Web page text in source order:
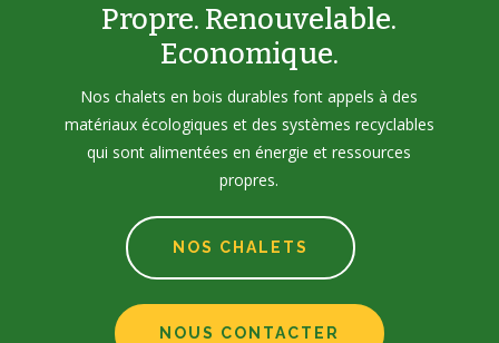
Propre. Renouvelable.
Economique.
Nos chalets en bois durables font appels à des
matériaux écologiques et des systèmes recyclables
qui sont alimentées en énergie et ressources
propres.
NOS CHALETS
NOUS CONTACTER